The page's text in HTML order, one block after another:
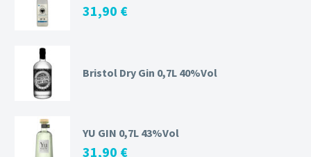
31,90 €
Bristol Dry Gin 0,7L 40%Vol
YU GIN 0,7L 43%Vol
31,90 €